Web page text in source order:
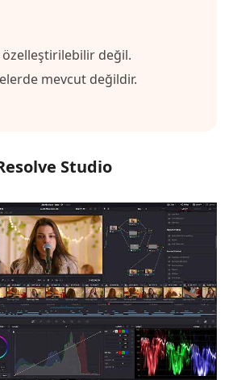
değil.
mevcut değildir.
Studio